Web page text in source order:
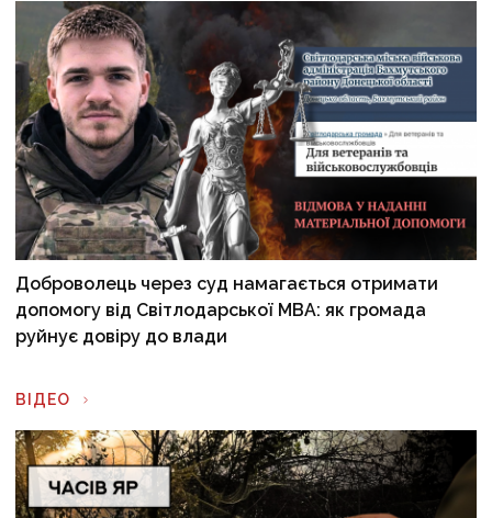
Доброволець через суд намагається отримати
допомогу від Світлодарської МВА: як громада
руйнує довіру до влади
ВІДЕО